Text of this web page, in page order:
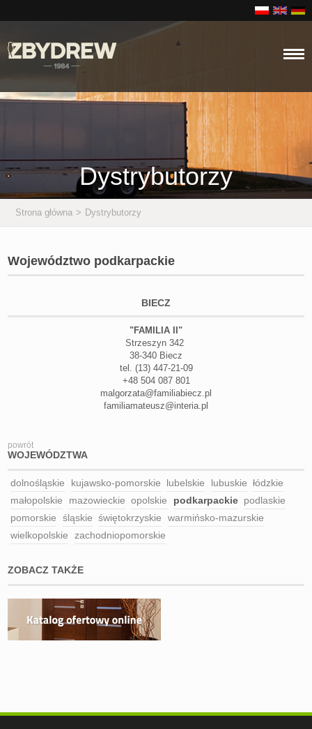
Dystrybutorzy
Strona główna > Dystrybutorzy
Województwo podkarpackie
BIECZ
"FAMILIA II"
Strzeszyn 342
38-340 Biecz
tel. (13) 447-21-09
+48 504 087 801
malgorzata@familiabiecz.pl
familiamateusz@interia.pl
powrót
WOJEWÓDZTWA
dolnośląskie kujawsko-pomorskie lubelskie lubuskie łódzkie
małopolskie
mazowieckie opolskie podkarpackie podlaskie
pomorskie
śląskie świętokrzyskie
warmińsko-mazurskie
wielkopolskie
zachodniopomorskie
ZOBACZ TAKŻE